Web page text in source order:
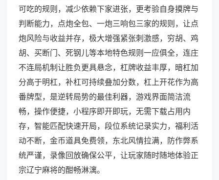
可吃的规则，减少依赖下家进张，更考验自身摸牌与
判断能力，点炮全包、一炮三响包三家的规则，让点
炮风险与收益并存，极大增强紧张刺激感，穷胡、鸡
胡、买断门、死钢儿等本地特色规则一应俱全，连庄
不连局机制让胜负更具悬念，杠牌收益丰厚，暗杠加
分高于明杠，补杠可持续叠加分数，杠上开花作为高
番牌型，是逆转局势的最佳利器，游戏界面简洁流
畅，操作便捷，小程序即开即玩，无需下载占用内
存，智能匹配快速开局，段位系统记录实力，福利活
动不断，金币道具免费领，东北风情拉满，防作弊系
统严谨，录像回放确保公平，让玩家随时随地体验正
宗辽宁麻将的酣畅淋漓。